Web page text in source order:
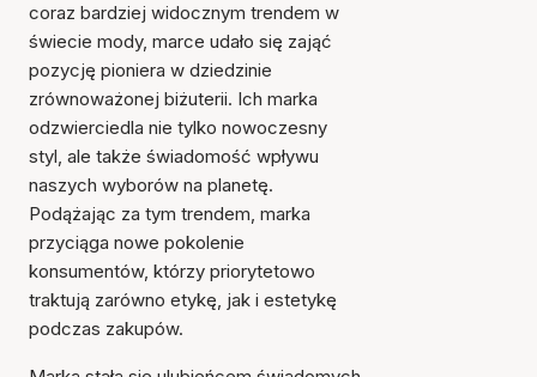
coraz bardziej widocznym trendem w
świecie mody, marce udało się zająć
pozycję pioniera w dziedzinie
zrównoważonej biżuterii. Ich marka
odzwierciedla nie tylko nowoczesny
styl, ale także świadomość wpływu
naszych wyborów na planetę.
Podążając za tym trendem, marka
przyciąga nowe pokolenie
konsumentów, którzy priorytetowo
traktują zarówno etykę, jak i estetykę
podczas zakupów.